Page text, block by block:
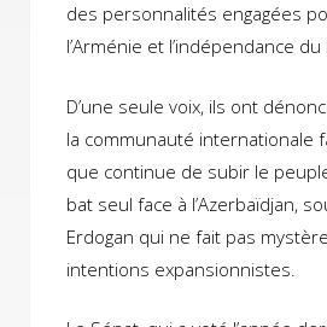
des personnalités engagées
l’Arménie et l’indépendance
D’une seule voix, ils ont
la communauté internationale
que continue de subir le
bat seul face à l’Azerbaïdjan,
Erdogan qui ne fait pas
intentions expansionnistes.